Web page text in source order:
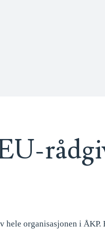
hele organisasjonen i